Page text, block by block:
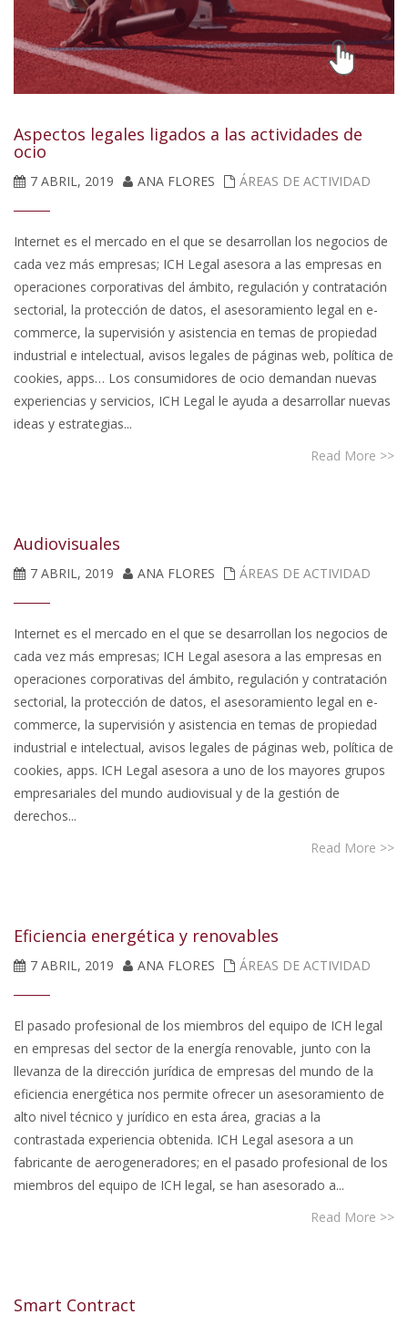
Aspectos legales ligados a las actividades de
ocio
7 ABRIL, 2019 ANA FLORES ÁREAS DE ACTIVIDAD
Internet es el mercado en el que se desarrollan los negocios de
cada vez más empresas; ICH Legal asesora a las empresas en
operaciones corporativas del ámbito, regulación y contratación
sectorial, la protección de datos, el asesoramiento legal en e-
commerce, la supervisión y asistencia en temas de propiedad
industrial e intelectual, avisos legales de páginas web, política de
cookies, apps… Los consumidores de ocio demandan nuevas
experiencias y servicios, ICH Legal le ayuda a desarrollar nuevas
ideas y estrategias...
Read More >>
Audiovisuales
7 ABRIL, 2019 ANA FLORES ÁREAS DE ACTIVIDAD
Internet es el mercado en el que se desarrollan los negocios de
cada vez más empresas; ICH Legal asesora a las empresas en
operaciones corporativas del ámbito, regulación y contratación
sectorial, la protección de datos, el asesoramiento legal en e-
commerce, la supervisión y asistencia en temas de propiedad
industrial e intelectual, avisos legales de páginas web, política de
cookies, apps. ICH Legal asesora a uno de los mayores grupos
empresariales del mundo audiovisual y de la gestión de
derechos...
Read More >>
Eficiencia energética y renovables
7 ABRIL, 2019 ANA FLORES ÁREAS DE ACTIVIDAD
El pasado profesional de los miembros del equipo de ICH legal
en empresas del sector de la energía renovable, junto con la
llevanza de la dirección jurídica de empresas del mundo de la
eficiencia energética nos permite ofrecer un asesoramiento de
alto nivel técnico y jurídico en esta área, gracias a la
contrastada experiencia obtenida. ICH Legal asesora a un
fabricante de aerogeneradores; en el pasado profesional de los
miembros del equipo de ICH legal, se han asesorado a...
Read More >>
Smart Contract